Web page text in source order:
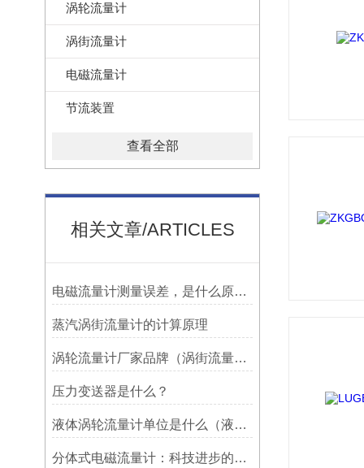
涡轮流量计
涡街流量计
电磁流量计
节流装置
查看全部
相关文章/ARTICLES
电磁流量计测量误差，是什么原因造成?
蒸汽涡街流量计的计算原理
涡轮流量计厂家品牌（涡街流量计厂家哪个好）
压力变送器是什么？
液体涡轮流量计单位是什么（液体涡轮流量计简介主要特点）
分体式电磁流量计：科技进步的代表